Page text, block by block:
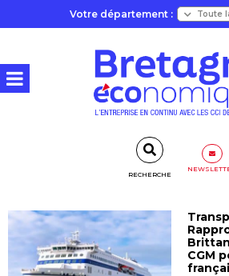
Votre département :
RECHERCHE
CGM